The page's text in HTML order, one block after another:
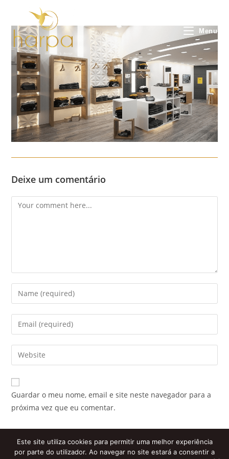
content
Menu
Deixe um comentário
Comment
Enter
your
name
comment
Enter
your
email
address
comment
Enter
your
website
URL
Guardar o meu nome, email e site neste navegador para a
próxima vez que eu comentar.
Este site utiliza cookies para permitir uma melhor experiência
por parte do utilizador. Ao navegar no site estará a consentir a